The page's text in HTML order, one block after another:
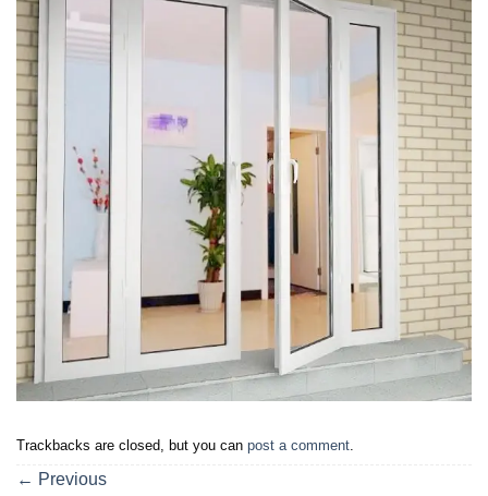
Trackbacks are closed, but you can post a comment
← Previous